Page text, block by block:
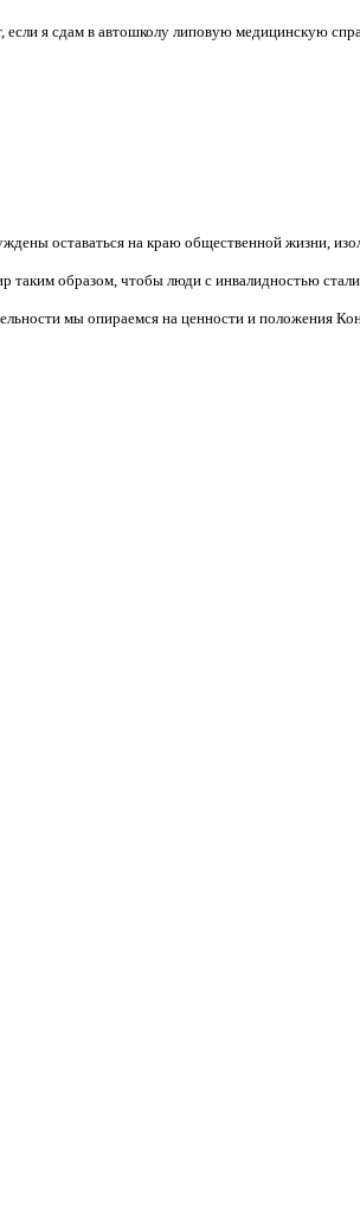
я сдам в автошколу липовую медицинскую
оставаться на краю общественной жизни,
образом, чтобы люди с инвалидностью
мы опираемся на ценности и положения